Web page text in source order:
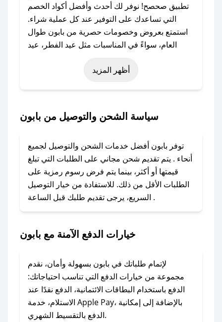
تطبيق صحصح! نوفر لك أحدث وأفضل أكواد الخصم
التي تساعدك على التوفير عند كل عملية شراء.
استمتع بعروض وخصومات حصرية من بابون طوال
العام، سواءً في المناسبات مثل عيد الفطر، عيد
الأضحى، الجمعة البيضاء (شهر نوفمبر)، رمضان،
اليوم الوطني، يوم التأسيس، أو حتى عروض خاصة
باستخدام تطبيق صحصح، يمكنك العثور بسهولة على
تواصل معنا عبر تويتر أو البريد الإلكتروني لإضافته
بسرعة.
### كيفية استخدام كود خصم بابون؟
1. انسخ كود الخصم من تطبيق صحصح.
2. الصقه في خانة الدفع عند التسوق من بابون.
### ماذا أفعل إذا لم يعمل كود الخصم؟
الرسائل الخاصة على تويتر أو البريد الإلكتروني،
وسنقوم بحل المشكلة في أسرع وقت ممكن.
### ماذا أفعل إذا لم أجد كود خصم لمتجري
المفضل؟
أظهر المزيد
سياسة الشحن والتوصيل من بابون
توفر بابون أفضل خدمات الشحن والتوصيل لجميع
أنحاء . يتم تقديم شحن مجاني على الطلبات التي تبلغ
قيمتها أو أكثر، بينما يتم فرض رسوم رمزية على
الطلبات الأقل من ذلك. للاستفادة من خيار التوصيل
السريع، يرجى تقديم طلبك قبل الساعة .
خيارات الدفع الآمنة مع بابون
لإتمام طلباتك في بابون بسهولة وأمان، نقدم
مجموعة من خيارات الدفع التي تناسب احتياجاتك:
الدفع باستخدام البطاقات الائتمانية، الدفع نقدًا عند
الاستلام، خدمة Apple Pay، بالإضافة إلى إمكانية
الدفع بالتقسيط الشهري.